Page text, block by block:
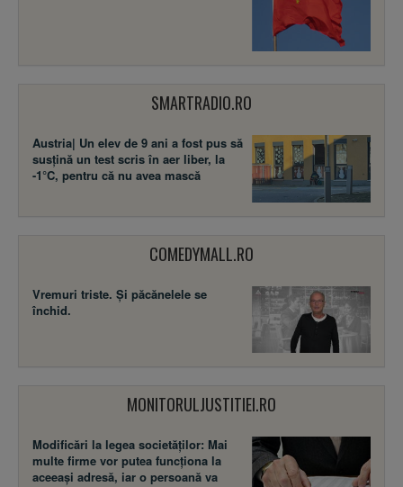
SMARTRADIO.RO
Austria| Un elev de 9 ani a fost pus să
susţină un test scris în aer liber, la
-1°C, pentru că nu avea mască
COMEDYMALL.RO
Vremuri triste. Şi păcănelele se
închid.
MONITORULJUSTITIEI.RO
Modificări la legea societăţilor: Mai
multe firme vor putea funcţiona la
aceeaşi adresă, iar o persoană va